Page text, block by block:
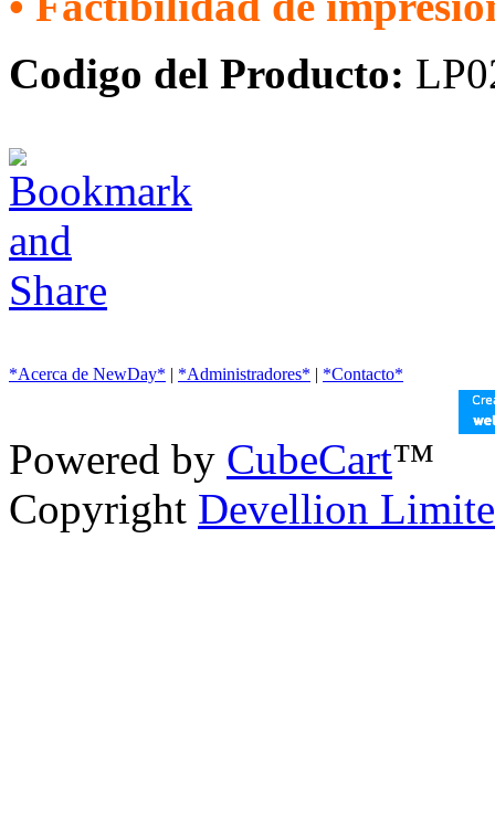
Codigo del Producto:
*Acerca de NewDay* | *Administradores* | *Contacto*
Powered by CubeCart™
Copyright Devellion